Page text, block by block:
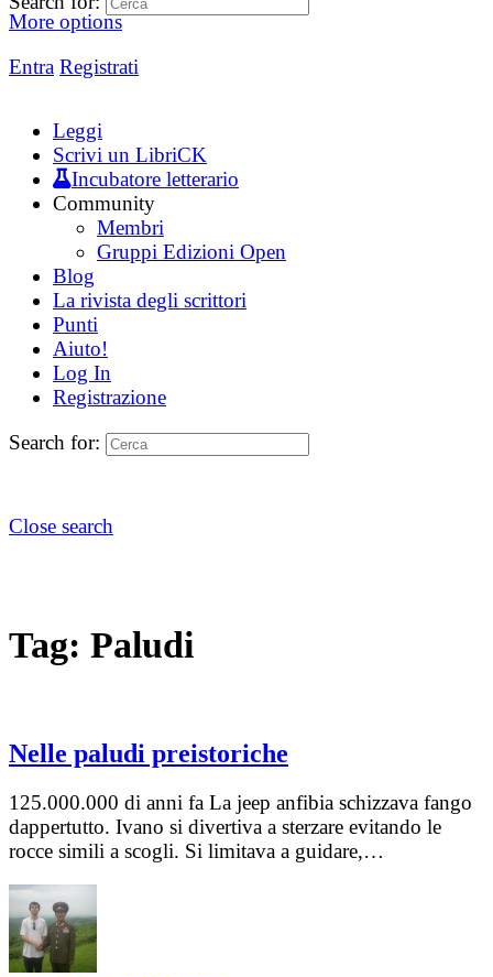
More options
Entra Registrati
Leggi
Scrivi un LibriCK
Incubatore letterario
Community
Membri
Gruppi Edizioni Open
Blog
La rivista degli scrittori
Punti
Aiuto!
Log In
Registrazione
Search for:
Close search
Tag: Paludi
Nelle paludi preistoriche
125.000.000 di anni fa La jeep anfibia schizzava fango
dappertutto. Ivano si divertiva a sterzare evitando le
rocce simili a scogli. Si limitava a guidare,…